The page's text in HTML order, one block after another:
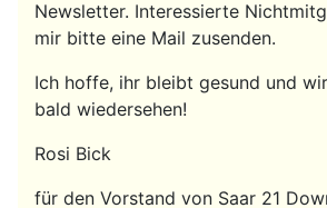
Newsletter. Interessierte
mir bitte eine Mail zusenden.
Ich hoffe, ihr bleibt gesund und
bald wiedersehen!
Rosi Bick
für den Vorstand von Saar 21